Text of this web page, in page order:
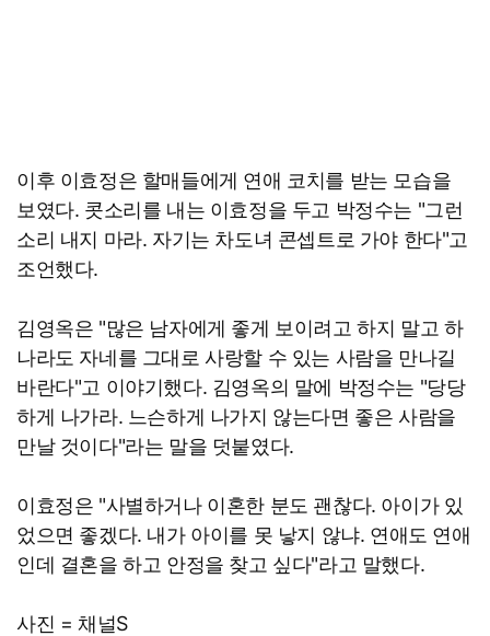
이후 이효정은 할매들에게 연애 코치를 받는 모습을
보였다. 콧소리를 내는 이효정을 두고 박정수는 "그런
소리 내지 마라. 자기는 차도녀 콘셉트로 가야 한다"고
조언했다.
김영옥은 "많은 남자에게 좋게 보이려고 하지 말고 하
나라도 자네를 그대로 사랑할 수 있는 사람을 만나길
바란다"고 이야기했다. 김영옥의 말에 박정수는 "당당
하게 나가라. 느슨하게 나가지 않는다면 좋은 사람을
만날 것이다"라는 말을 덧붙였다.
이효정은 "사별하거나 이혼한 분도 괜찮다. 아이가 있
었으면 좋겠다. 내가 아이를 못 낳지 않냐. 연애도 연애
인데 결혼을 하고 안정을 찾고 싶다"라고 말했다.
사진 = 채널S